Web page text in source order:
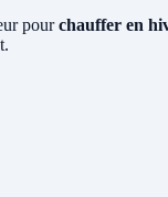
pourchauffer en